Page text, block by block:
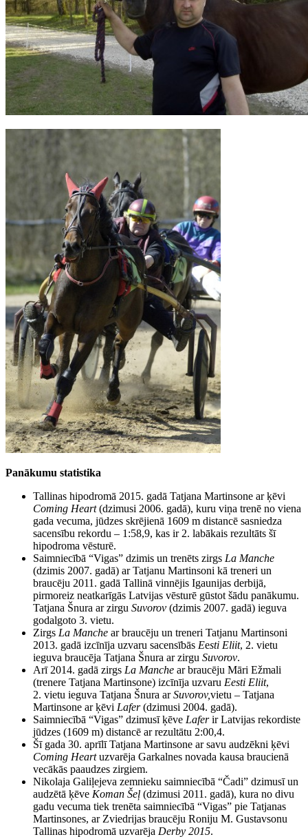
Panākumu statistika
Tallinas hipodromā 2015. gadā Tatjana Martinsone ar ķēvi
Coming Heart(dzimusi 2006. gadā), kuru viņa trenē no viena
gada vecuma, jūdzes skrējienā 1609 m distancē sasniedza
sacensību rekordu – 1:58,9, kas ir 2. labākais rezultāts šī
hipodroma vēsturē.
Saimniecībā “Vigas” dzimis un trenēts zirgs La Manche
(dzimis 2007. gadā) ar Tatjanu Martinsoni kā treneri un
braucēju 2011. gadā Tallinā vinnējis Igaunijas derbijā,
pirmoreiz neatkarīgās Latvijas vēsturē gūstot šādu panākumu.
Tatjana Šnura ar zirgu Suvorov (dzimis 2007. gadā) ieguva
godalgoto 3. vietu.
Zirgs La Manche ar braucēju un treneri Tatjanu Martinsoni
2013. gadā izcīnīja uzvaru sacensībās Eesti Eliit, 2. vietu
ieguva braucēja Tatjana Šnura ar zirgu Suvorov.
Arī 2014. gadā zirgs La Manche ar braucēju Māri Ežmali
(trenere Tatjana Martinsone) izcīnīja uzvaru Eesti Eliit,
2. vietu ieguva Tatjana Šnura arSuvorov,vietu – Tatjana
Martinsone ar ķēvi Lafer(dzimusi 2004. gadā).
Saimniecībā “Vigas” dzimusī ķēve Laferir Latvijas rekordiste
jūdzes (1609 m) distancē ar rezultātu 2:00,4.
Šī gada 30. aprīlī Tatjana Martinsone ar savu audzēkni ķēvi
Coming Heartuzvarēja Garkalnes novada kausa braucienā
vecākās paaudzes zirgiem.
Nikolaja Galiļejeva zemnieku saimniecībā “Čadi” dzimusī un
audzētā ķēve Koman Šeļ (dzimusi 2011. gadā), kura no divu
gadu vecuma tiek trenēta saimniecībā “Vigas” pie Tatjanas
Martinsones, ar Zviedrijas braucēju Roniju M. Gustavsonu
Tallinas hipodromā uzvarēja Derby 2015.